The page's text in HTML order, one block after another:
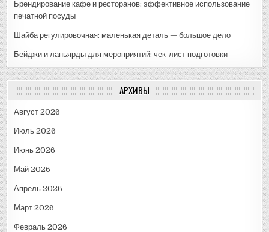
Брендирование кафе и ресторанов: эффективное использование
печатной посуды
Шайба регулировочная: маленькая деталь — большое дело
Бейджи и ланьярды для мероприятий: чек-лист подготовки
АРХИВЫ
Август 2026
Июль 2026
Июнь 2026
Май 2026
Апрель 2026
Март 2026
Февраль 2026